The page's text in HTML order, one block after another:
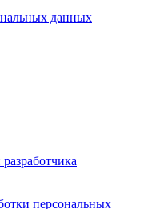
данных
персональных